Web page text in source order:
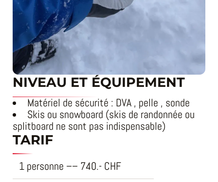
NIVEAU ET ÉQUIPEMENT
Matériel de sécurité : DVA , pelle , sonde
Skis ou snowboard (skis de randonnée ou
splitboard ne sont pas indispensable)
TARIF
1 personne –– 740.-CHF